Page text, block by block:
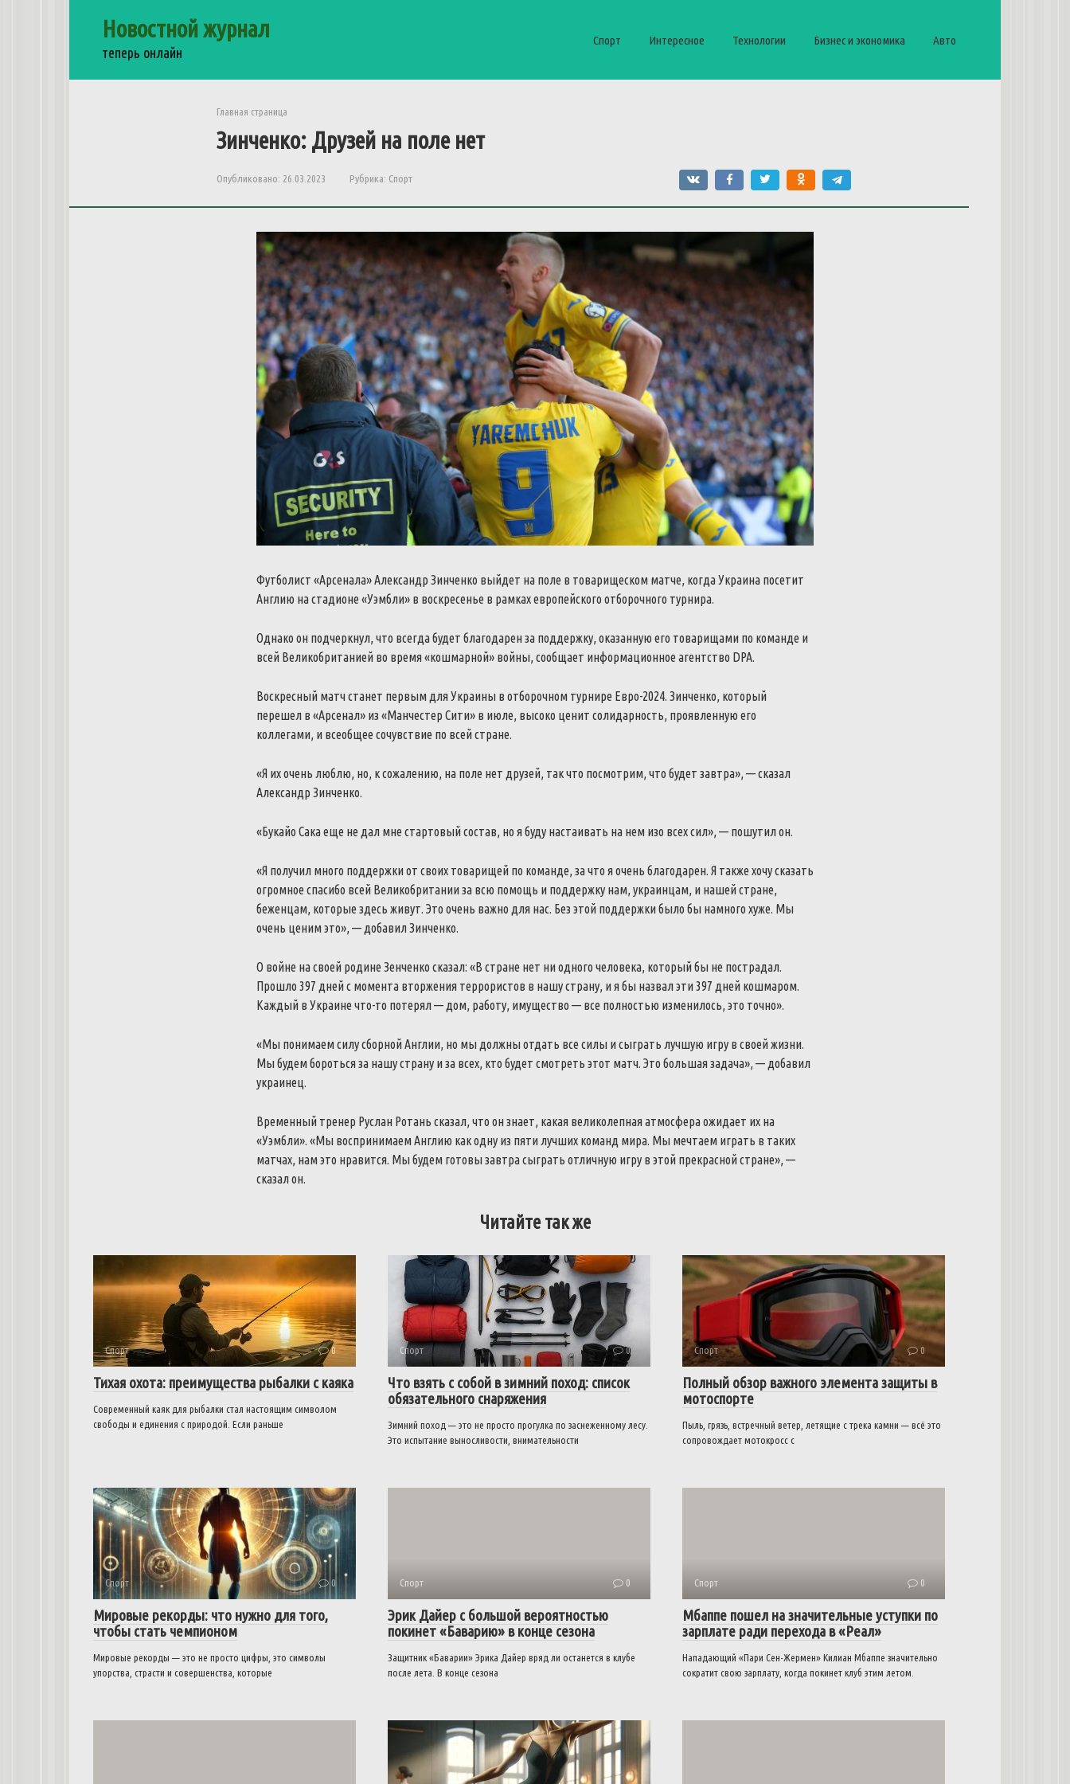
Новостной журнал
теперь онлайн
Спорт Интересное Технологии Бизнес и экономика Авто
Главная страница
Зинченко: Друзей на поле нет
Опубликовано: 26.03.2023 Рубрика: Спорт
Футболист «Арсенала» Александр Зинченко выйдет на поле в товарищеском матче, когда Украина посетит
Англию на стадионе «Уэмбли» в воскресенье в рамках европейского отборочного турнира.
Однако он подчеркнул, что всегда будет благодарен за поддержку, оказанную его товарищами по команде и
всей Великобританией во время «кошмарной» войны, сообщает информационное агентство DPA.
Воскресный матч станет первым для Украины в отборочном турнире Евро-2024. Зинченко, который
перешел в «Арсенал» из «Манчестер Сити» в июле, высоко ценит солидарность, проявленную его
коллегами, и всеобщее сочувствие по всей стране.
«Я их очень люблю, но, к сожалению, на поле нет друзей, так что посмотрим, что будет завтра», — сказал
Александр Зинченко.
«Букайо Сака еще не дал мне стартовый состав, но я буду настаивать на нем изо всех сил», — пошутил он.
«Я получил много поддержки от своих товарищей по команде, за что я очень благодарен. Я также хочу сказать
огромное спасибо всей Великобритании за всю помощь и поддержку нам, украинцам, и нашей стране,
беженцам, которые здесь живут. Это очень важно для нас. Без этой поддержки было бы намного хуже. Мы
очень ценим это», — добавил Зинченко.
О войне на своей родине Зенченко сказал: «В стране нет ни одного человека, который бы не пострадал.
Прошло 397 дней с момента вторжения террористов в нашу страну, и я бы назвал эти 397 дней кошмаром.
Каждый в Украине что-то потерял — дом, работу, имущество — все полностью изменилось, это точно».
«Мы понимаем силу сборной Англии, но мы должны отдать все силы и сыграть лучшую игру в своей жизни.
Мы будем бороться за нашу страну и за всех, кто будет смотреть этот матч. Это большая задача», — добавил
украинец.
Временный тренер Руслан Ротань сказал, что он знает, какая великолепная атмосфера ожидает их на
«Уэмбли». «Мы воспринимаем Англию как одну из пяти лучших команд мира. Мы мечтаем играть в таких
матчах, нам это нравится. Мы будем готовы завтра сыграть отличную игру в этой прекрасной стране», —
сказал он.
Читайте так же
Спорт 0
Тихая охота: преимущества рыбалки с каяка
Современный каяк для рыбалки стал настоящим символом
свободы и единения с природой. Если раньше
Спорт 0
Что взять с собой в зимний поход: список
обязательного снаряжения
Зимний поход — это не просто прогулка по заснеженному лесу.
Это испытание выносливости, внимательности
Спорт 0
Полный обзор важного элемента защиты в
мотоспорте
Пыль, грязь, встречный ветер, летящие с трека камни — всё это
сопровождает мотокросс с
Спорт 0
Мировые рекорды: что нужно для того,
чтобы стать чемпионом
Мировые рекорды — это не просто цифры, это символы
упорства, страсти и совершенства, которые
Спорт 0
Эрик Дайер с большой вероятностью
покинет «Баварию» в конце сезона
Защитник «Баварии» Эрика Дайер вряд ли останется в клубе
после лета. В конце сезона
Спорт 0
Мбаппе пошел на значительные уступки по
зарплате ради перехода в «Реал»
Нападающий «Пари Сен-Жермен» Килиан Мбаппе значительно
сократит свою зарплату, когда покинет клуб этим летом.